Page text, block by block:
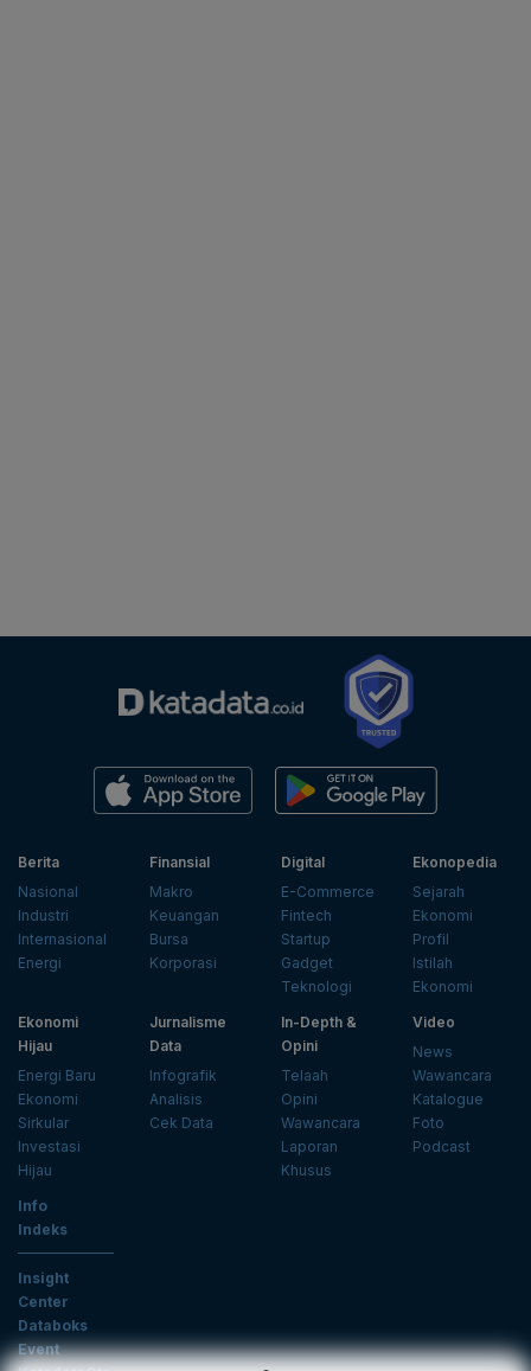
Berita
Nasional
Industri
Internasional
Energi
Finansial
Makro
Keuangan
Bursa
Korporasi
Digital
E-Commerce
Fintech
Startup
Gadget
Teknologi
Ekonopedia
Sejarah
Ekonomi
Profil
Istilah
Ekonomi
Ekonomi
Hijau
Energi Baru
Ekonomi
Sirkular
Investasi
Hijau
Jurnalisme
Data
Infografik
Analisis
Cek Data
In-Depth &
Opini
Telaah
Opini
Wawancara
Laporan
Khusus
Video
News
Wawancara
Katalogue
Foto
Podcast
Info
Indeks
Insight
Center
Databoks
Event